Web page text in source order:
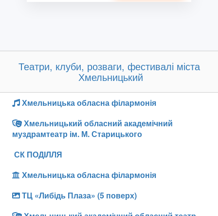
Театри, клуби, розваги, фестивалі міста
Хмельницький
Хмельницька обласна філармонія
Хмельницький обласний академічний
муздрамтеатр ім. М. Старицького
СК ПОДІЛЛЯ
Хмельницька обласна філармонія
ТЦ «Либідь Плаза» (5 поверх)